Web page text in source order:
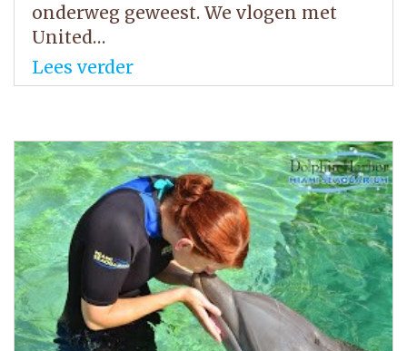
onderweg geweest. We vlogen met
United…
Lees verder